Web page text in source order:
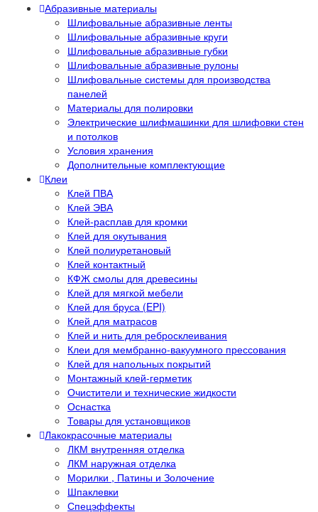
Абразивные материалы
Шлифовальные абразивные ленты
Шлифовальные абразивные круги
Шлифовальные абразивные губки
Шлифовальные абразивные рулоны
Шлифовальные системы для производства
панелей
Материалы для полировки
Электрические шлифмашинки для шлифовки стен
и потолков
Условия хранения
Дополнительные комплектующие
Клеи
Клей ПВА
Клей ЭВА
Клей-расплав для кромки
Клей для окутывания
Клей полиуретановый
Клей контактный
КФЖ смолы для древесины
Клей для мягкой мебели
Клей для бруса (EPI)
Клей для матрасов
Клей и нить для ребросклеивания
Клеи для мембранно-вакуумного прессования
Клей для напольных покрытий
Монтажный клей-герметик
Очистители и технические жидкости
Оснастка
Товары для установщиков
Лакокрасочные материалы
ЛКМ внутренняя отделка
ЛКМ наружная отделка
Морилки , Патины и Золочение
Шпаклевки
Спецэффекты